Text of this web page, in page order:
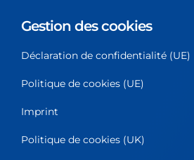
Gestion des cookies
Déclaration de confidentialité (UE)
Politique de cookies (UE)
Imprint
Politique de cookies (UK)